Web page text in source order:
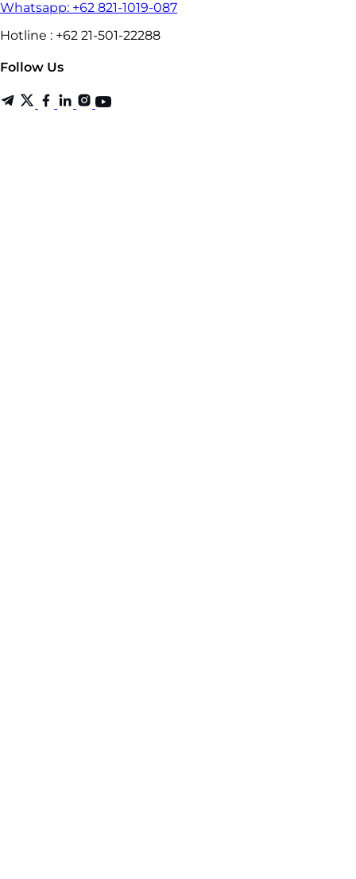
Whatsapp: +62 821-1019-087
Hotline : +62 21-501-22288
Follow Us